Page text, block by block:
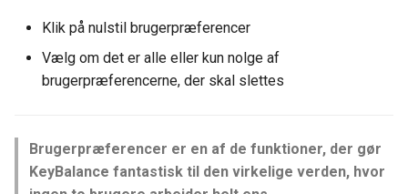
Klik på nulstil brugerpræferencer
Vælg om det er alle eller kun nolge af
brugerpræferencerne, der skal slettes
Brugerpræferencer er en af de funktioner, der gør
KeyBalance fantastisk til den virkelige verden, hvor